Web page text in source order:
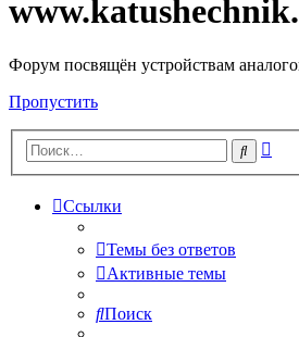
Форум посвящён устройствам
Пропустить
Поиск
Ссылки
Темы без ответов
Активные темы
Поиск